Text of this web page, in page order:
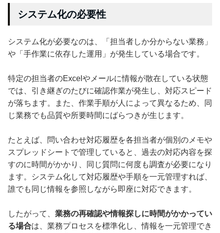
システム化の必要性
システム化が必要なのは、「担当者しか分からない業務」
や「手作業に依存した運用」が発生している場合です。
特定の担当者のExcelやメールに情報が散在している状態
では、引き継ぎのたびに確認作業が発生し、対応スピード
が落ちます。また、作業手順が人によって異なるため、同
じ業務でも品質や所要時間にばらつきが生じます。
たとえば、問い合わせ対応履歴を各担当者が個別のメモや
スプレッドシートで管理していると、過去の対応内容を探
すのに時間がかかり、同じ質問に何度も調査が必要になり
ます。システム化して対応履歴や手順を一元管理すれば、
誰でも同じ情報を参照しながら即座に対応できます。
したがって、 業務の再確認や情報探しに時間がかかってい
る場合は、業務プロセスを標準化し、情報を一元管理でき